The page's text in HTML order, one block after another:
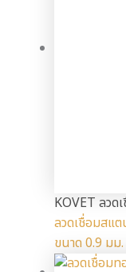
KOVET ลวด
ลวดเชื่อมสแ
ขนาด 0.9 มม